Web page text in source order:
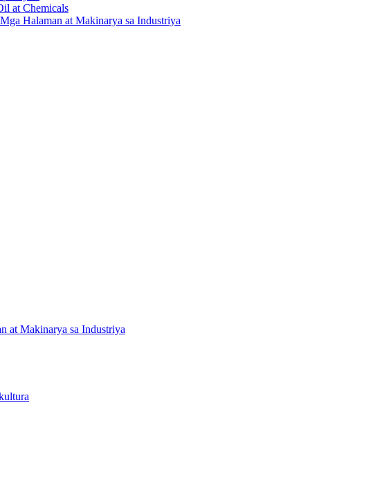
at Chemicals
Halaman at Makinarya sa Industriya
at Makinarya sa Industriya